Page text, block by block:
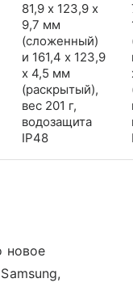
81,9 х 123,9 х
9,7 мм
(сложенный)
и 161,4 x 123,9
x 4,5 мм
(раскрытый),
вес 201 г,
водозащита
IP48
новое